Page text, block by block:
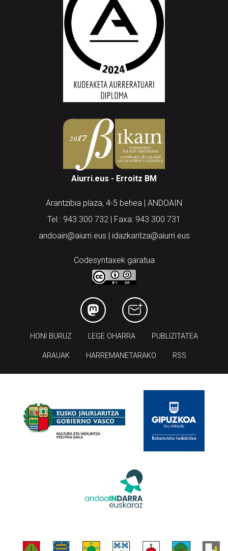
Aiurri.eus - Erroitz BM
Arantzibia plaza, 4-5 behea | ANDOAIN
Tel.: 943 300 732 | Faxa: 943 300 731
andoain@aiurri.eus | idazkaritza@aiurri.eus
Codesyntaxek garatua
HONI BURUZ LEGE OHARRA PUBLIZITATEA
ARAUAK HARREMANETARAKO RSS